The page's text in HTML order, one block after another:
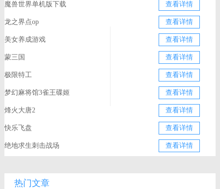
魔兽世界单机版下载 查看详情
龙之界点op 查看详情
美女养成游戏 查看详情
蒙三国 查看详情
极限特工 查看详情
梦幻麻将馆3雀王碟姬 查看详情
烽火大唐2 查看详情
快乐飞盘 查看详情
绝地求生刺击战场 查看详情
热门文章